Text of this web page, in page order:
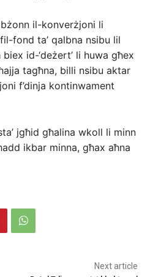
il-konverżjoni li
fond ta’ qalbna nsibu lil
id-‘deżert’ li huwa għex
tagħna, billi nsibu aktar
f’dinja kontinwament
jgħid għalina wkoll li minn
ikbar minna, għax aħna
Next article